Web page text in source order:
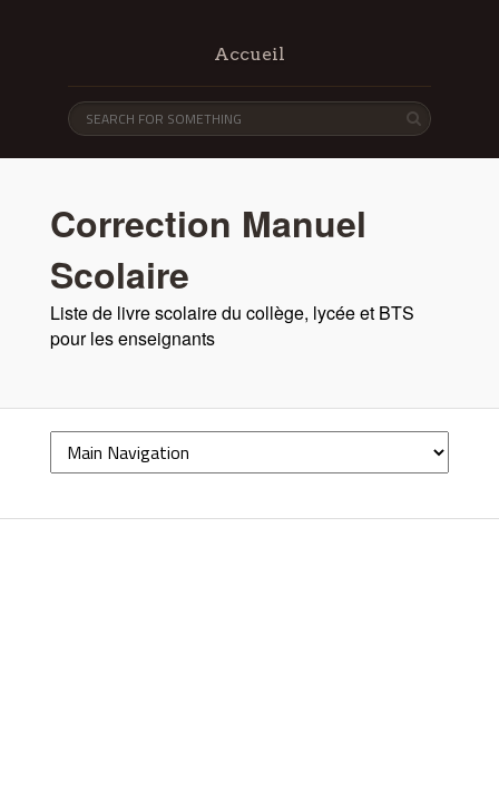
Accueil
Correction Manuel
Scolaire
Liste de livre scolaire du collège, lycée et BTS
pour les enseignants